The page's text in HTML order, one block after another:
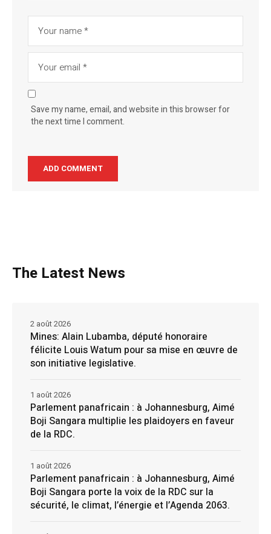
Save my name, email, and website in this browser for
the next time I comment.
The Latest News
Mines: Alain Lubamba, député honoraire
félicite Louis Watum pour sa mise en œuvre de
son initiative legislative.
2 août 2026
Parlement panafricain : à Johannesburg, Aimé
Boji Sangara multiplie les plaidoyers en faveur
de la RDC.
1 août 2026
Parlement panafricain : à Johannesburg, Aimé
Boji Sangara porte la voix de la RDC sur la
sécurité, le climat, l’énergie et l’Agenda 2063.
1 août 2026